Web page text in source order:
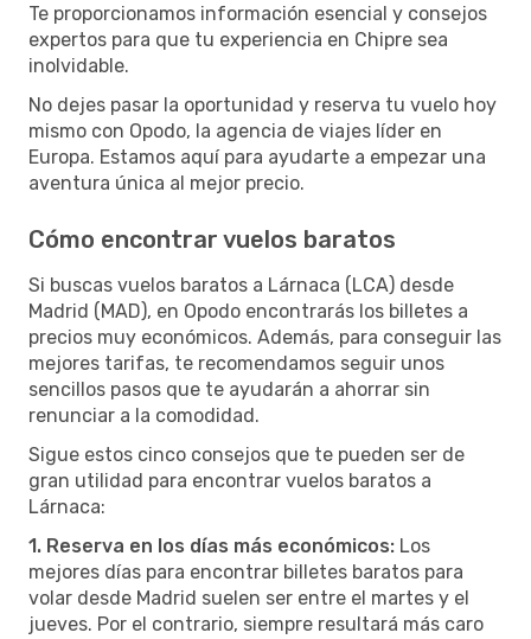
Te proporcionamos información esencial y consejos
expertos para que tu experiencia en Chipre sea
inolvidable.
No dejes pasar la oportunidad y reserva tu vuelo hoy
mismo con Opodo, la agencia de viajes líder en
Europa. Estamos aquí para ayudarte a empezar una
aventura única al mejor precio.
Cómo encontrar vuelos baratos
Si buscas vuelos baratos a Lárnaca (LCA) desde
Madrid (MAD), en Opodo encontrarás los billetes a
precios muy económicos. Además, para conseguir las
mejores tarifas, te recomendamos seguir unos
sencillos pasos que te ayudarán a ahorrar sin
renunciar a la comodidad.
Sigue estos cinco consejos que te pueden ser de
gran utilidad para encontrar vuelos baratos a
Lárnaca:
1. Reserva en los días más económicos: Los
mejores días para encontrar billetes baratos para
volar desde Madrid suelen ser entre el martes y el
jueves. Por el contrario, siempre resultará más caro